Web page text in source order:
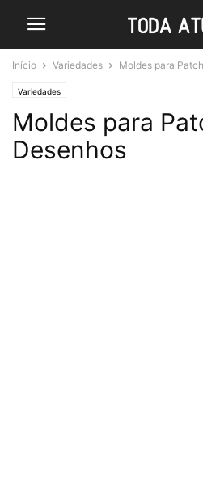
Início Variedades Moldes para
Variedades
Moldes para
Desenhos